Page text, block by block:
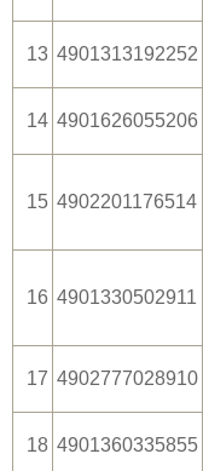
13 4901313192252
14 4901626055206
15 4902201176514
16 4901330502911
17 4902777028910
18 4901360335855